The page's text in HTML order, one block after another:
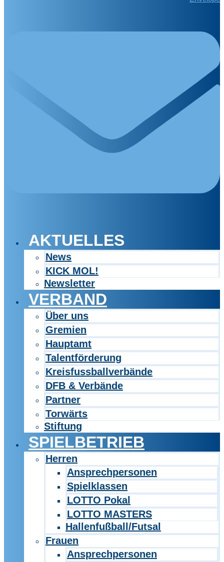
AKTUELLES
News
KICK MOL!
Newsletter
VERBAND
Über uns
Gremien
Hauptamt
Talentförderung
Kreisfussballverbände
DFB & Verbände
Partner
Torwärts
Stiftung
SPIELBETRIEB
Herren
Ansprechpersonen
Spielklassen
LOTTO Pokal
LOTTO MASTERS
Hallenfußball/Futsal
Frauen
Ansprechpersonen